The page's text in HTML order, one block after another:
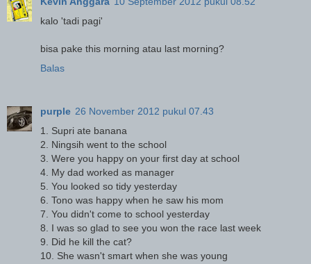
kalo 'tadi pagi'
bisa pake this morning atau last morning?
Balas
purple 26 November 2012 pukul 07.43
1. Supri ate banana
2. Ningsih went to the school
3. Were you happy on your first day at school
4. My dad worked as manager
5. You looked so tidy yesterday
6. Tono was happy when he saw his mom
7. You didn't come to school yesterday
8. I was so glad to see you won the race last week
9. Did he kill the cat?
10. She wasn't smart when she was young